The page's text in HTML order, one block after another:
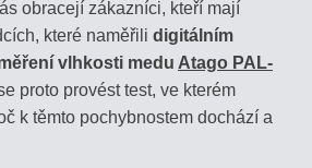
obracejí zákazníci, kteří mají
které naměřili digitálním
vlhkosti medu Atago PAL-
proto provést test, ve kterém
k těmto pochybnostem dochází a